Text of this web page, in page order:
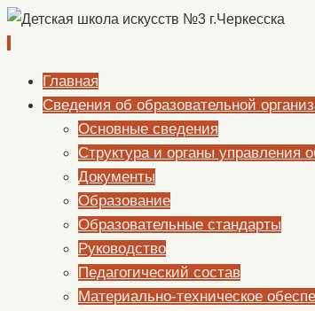
Перейти
содержимому
Главная
Сведения об образовательной
Основные сведения
Структура и органы управления
Документы
Образование
Образовательные стандарты
Руководство
Педагогический состав
Материально-техническое